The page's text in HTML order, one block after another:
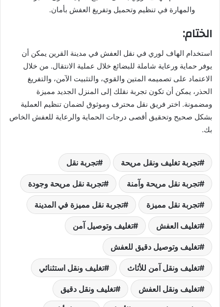
والمهارة في تنظيم وتحميل وتفريغ العفش بأمان.
الختام:
استخدام الهاف لوري في نقل العفش في مدينة القرين يمكن أن
يوفر حماية ورعاية شاملة للبضائع خلال عملية الانتقال. من خلال
الاعتماد على تصميمه المتين والقوي، والتثبيت الآمن، والتفريغ
الحذر، يمكن أن تكون تجربة نقلك إلى المنزل الجديد مميزة
ومضمونة. اختر فريق نقل محترف وموثوق لضمان تنظيم العملية
بشكل صحيح وتحقيق أقصى درجات الحماية والرعاية للعفش الخاص
بك.
تجربة تغليف ونقل مريحة تجربة نقل
تجربة نقل مريحة وآمنة تجربة نقل مريحة وجودة
تجربة نقل مميزة تجربة نقل مميزة في المدينة
تغليف العفش تغليف وتوصيل آمن
تغليف وتوصيل دقيق للعفش
تغليف ونقل آمن للأثاث تغليف ونقل استثنائي
تغليف ونقل العفش تغليف ونقل دقيق